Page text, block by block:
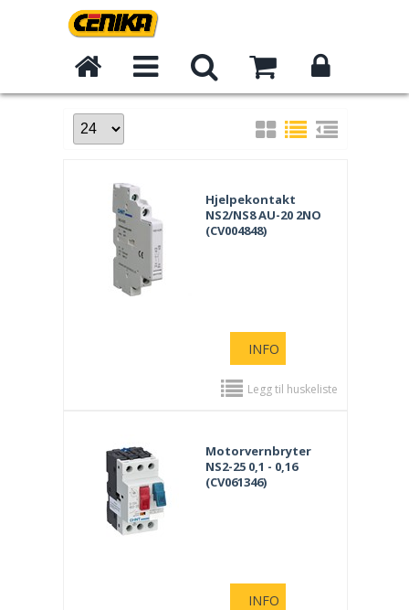
Hjelpekontakt
NS2/NS8 AU-20 2NO
(CV004848)
INFO
Legg til huskeliste
Motorvernbryter
NS2-25 0,1 - 0,16
(CV061346)
INFO